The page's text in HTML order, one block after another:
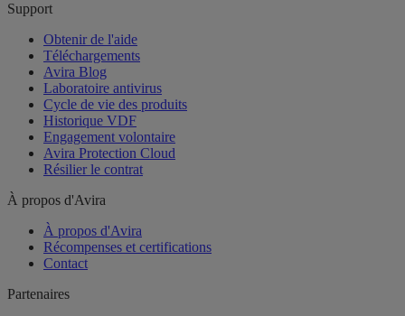
Support
Obtenir de l'aide
Téléchargements
Avira Blog
Laboratoire antivirus
Cycle de vie des produits
Historique VDF
Engagement volontaire
Avira Protection Cloud
Résilier le contrat
À propos d'Avira
À propos d'Avira
Récompenses et certifications
Contact
Partenaires